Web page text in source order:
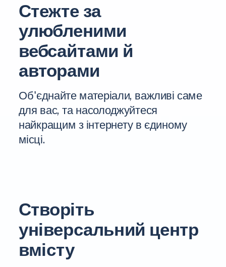
Стежте за
улюбленими
вебсайтами й
авторами
Об'єднайте матеріали, важливі саме
для вас, та насолоджуйтеся
найкращим з інтернету в єдиному
місці.
Створіть
універсальний центр
вмісту